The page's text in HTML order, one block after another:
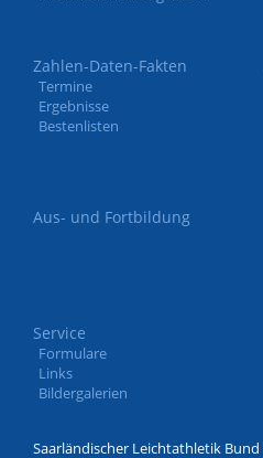
Zahlen-Daten-Fakten
Termine
Ergebnisse
Bestenlisten
Aus- und Fortbildung
Service
Formulare
Links
Bildergalerien
Saarländischer Leichtathletik Bund